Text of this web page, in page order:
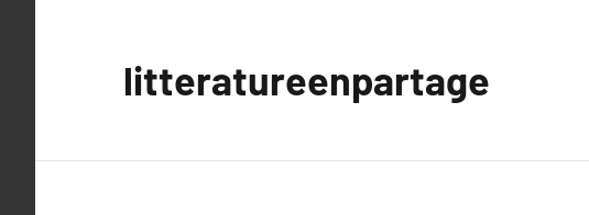
litteratureenpartage